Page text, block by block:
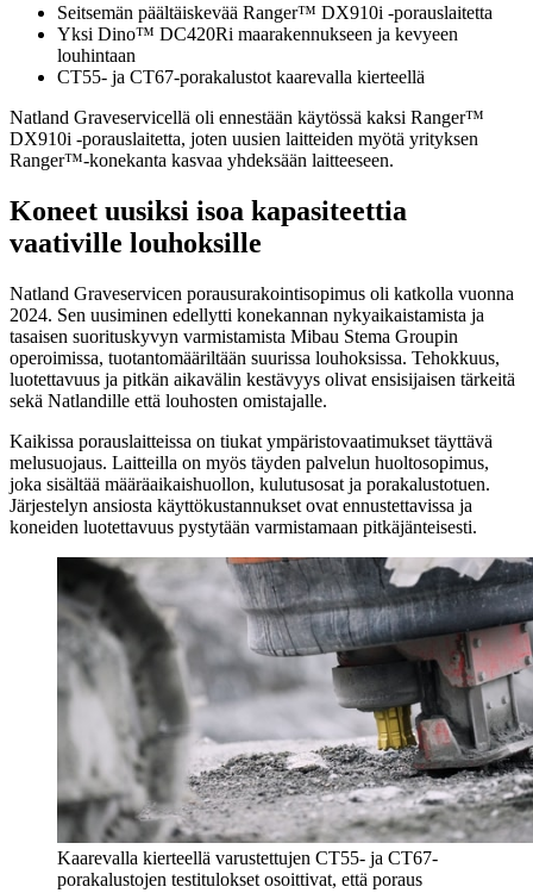
Seitsemän päältäiskevää Ranger™ DX910i -porauslaitetta
Yksi Dino™ DC420Ri maarakennukseen ja kevyeen
louhintaan
CT55- ja CT67-porakalustot kaarevalla kierteellä
Natland Graveservicellä oli ennestään käytössä kaksi Ranger™
DX910i -porauslaitetta, joten uusien laitteiden myötä yrityksen
Ranger™-konekanta kasvaa yhdeksään laitteeseen.
Koneet uusiksi isoa kapasiteettia
vaativille louhoksille
Natland Graveservicen porausurakointisopimus oli katkolla vuonna
2024. Sen uusiminen edellytti konekannan nykyaikaistamista ja
tasaisen suorituskyvyn varmistamista Mibau Stema Groupin
operoimissa, tuotantomääriltään suurissa louhoksissa. Tehokkuus,
luotettavuus ja pitkän aikavälin kestävyys olivat ensisijaisen tärkeitä
sekä Natlandille että louhosten omistajalle.
Kaikissa porauslaitteissa on tiukat ympäristovaatimukset täyttävä
melusuojaus. Laitteilla on myös täyden palvelun huoltosopimus,
joka sisältää määräaikaishuollon, kulutusosat ja porakalustotuen.
Järjestelyn ansiosta käyttökustannukset ovat ennustettavissa ja
koneiden luotettavuus pystytään varmistamaan pitkäjänteisesti.
Kaarevalla kierteellä varustettujen CT55- ja CT67-
porakalustojen testitulokset osoittivat, että poraus